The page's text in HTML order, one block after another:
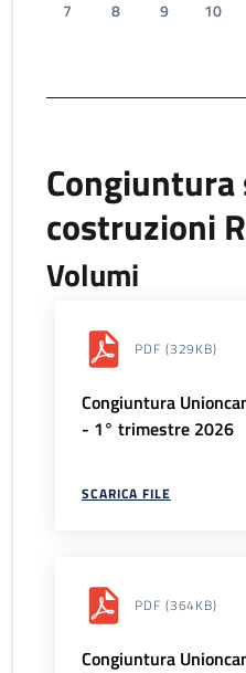
7
8 9 10
Congiuntura
costruzioni
Volumi
PDF (329KB)
Congiuntura
- 1° trimestre 2026
SCARICA FILE
PDF (364KB)
Congiuntura